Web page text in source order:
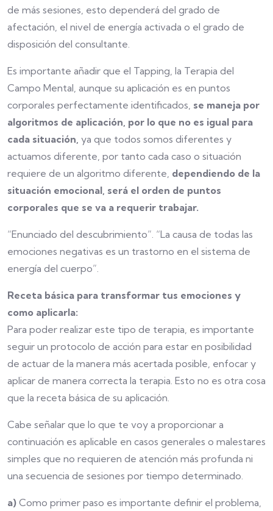
de más sesiones, esto dependerá del grado de
afectación, el nivel de energía activada o el grado de
disposición del consultante.
Es importante añadir que el Tapping, la Terapia del
Campo Mental, aunque su aplicación es en puntos
corporales perfectamente identificados, se maneja por
algoritmos de aplicación, por lo que no es igual para
cada situación, ya que todos somos diferentes y
actuamos diferente, por tanto cada caso o situación
requiere de un algoritmo diferente, dependiendo de la
situación emocional, será el orden de puntos
corporales que se va a requerir trabajar.
“Enunciado del descubrimiento”. “La causa de todas las
emociones negativas es un trastorno en el sistema de
energía del cuerpo”.
Receta básica para transformar tus emociones y
como aplicarla:
Para poder realizar este tipo de terapia, es importante
seguir un protocolo de acción para estar en posibilidad
de actuar de la manera más acertada posible, enfocar y
aplicar de manera correcta la terapia. Esto no es otra cosa
que la receta básica de su aplicación.
Cabe señalar que lo que te voy a proporcionar a
continuación es aplicable en casos generales o malestares
simples que no requieren de atención más profunda ni
una secuencia de sesiones por tiempo determinado.
a) Como primer paso es importante definir el problema,